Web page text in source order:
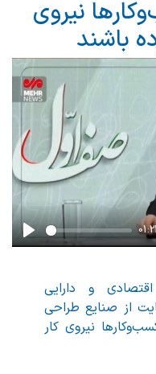
نیروی
باشند
Play
و دارایی
از صنایع طراحی
نیروی کار